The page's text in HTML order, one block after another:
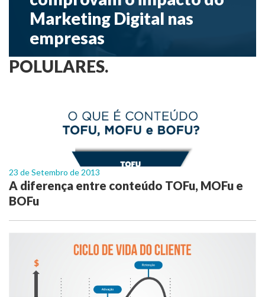
Marketing Digital nas
empresas
POLULARES.
23 de Setembro de 2013
A diferença entre conteúdo TOFu, MOFu e
BOFu